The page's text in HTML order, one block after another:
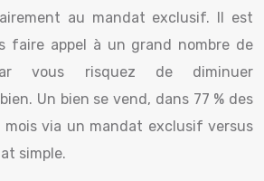
au mandat exclusif. Il est
faire appel à un grand nombre de
vous risquez de diminuer
Un bien se vend, dans 77 % des
mois via un mandat exclusif versus
simple.